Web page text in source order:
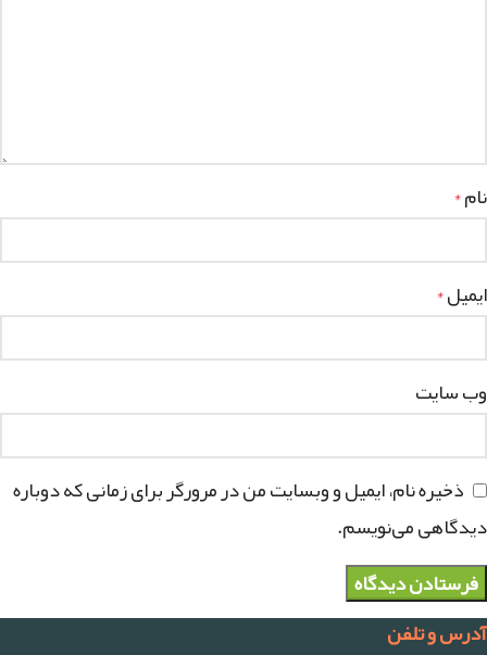
نام*
ایمیل*
وب‌ سایت
ذخیره نام، ایمیل و وبسایت من در مرورگر برای زمانی که دوباره
دیدگاهی می‌نویسم.
آدرس و تلفن